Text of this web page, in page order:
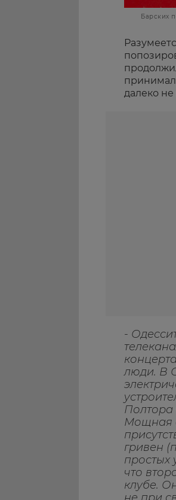
Барских
далеко
-
люди. В
Полтора
Мощная
гривен
простых
что
клубе.